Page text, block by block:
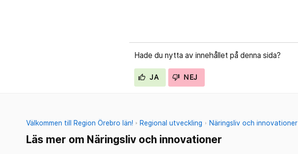
Hade du nytta av innehållet på denna sida?
JA NEJ
Välkommen till Region Örebro län! Regional utveckling Näringsliv och innovationer
Läs mer om Näringsliv och innovationer